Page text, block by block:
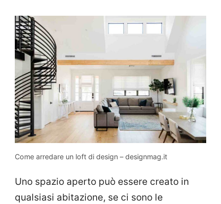
Come arredare un loft di design – designmag.it
Uno spazio aperto può essere creato in
qualsiasi abitazione, se ci sono le